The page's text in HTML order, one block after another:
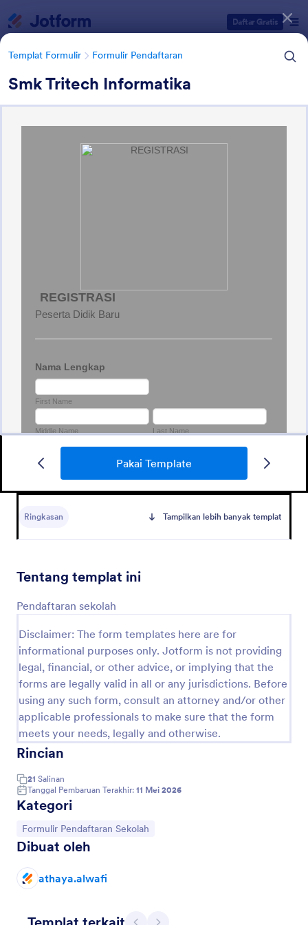
Daftar Gratis
Templat Formulir Formulir Pendaftaran
Smk Tritech Informatika
Pakai Template
Ringkasan Tampilkan lebih banyak templat
Tentang templat ini
Pendaftaran sekolah
Disclaimer: The form templates here are for
informational purposes only. Jotform is not providing
legal, financial, or other advice, or implying that the
forms are legally valid in all or any jurisdictions. Before
using any such form, consult an attorney and/or other
applicable professionals to make sure that the form
meets your needs, legally and otherwise.
Rincian
21 Salinan
Tanggal Pembaruan Terakhir: 11 Mei 2026
Kategori
Buka Kategori:
Formulir Pendaftaran Sekolah
Dibuat oleh
athaya.alwafi
Templat Formulir Formulir Pendaftaran
Formulir Ppdb 2020
Pratinjau
Kategori Templat Formulir